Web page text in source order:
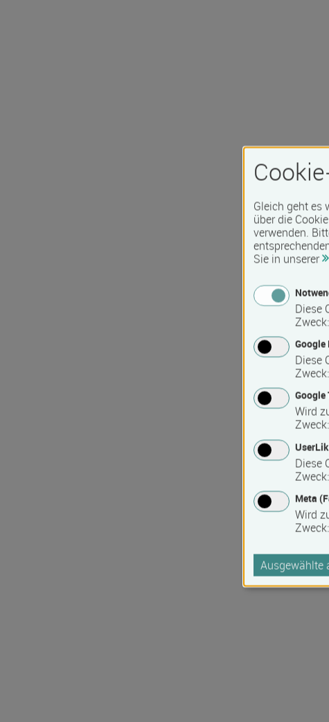
Gleich geht es
über die
verwenden.
Sie in unserer
Diese
Zweck:
Google
Diese
Zweck:
Google
Wird
Zweck:
Diese
Zweck:
Meta
Wird
Zweck:
Ausgewählte